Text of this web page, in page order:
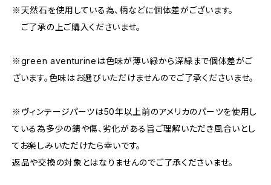
※天然石を使用している為、柄などに個体差がございます。
ご了承の上ご購入くださいませ。
※green aventurineは色味が薄い緑から深緑まで個体差がご
ざいます。色味はお選びいただけませんのでご了承くださいませ。
※ヴィンテージパーツは50年以上前のアメリカのパーツを使用し
ている為多少の錆や傷、劣化がある旨ご理解いただき風合いとし
てお楽しみいただけたら幸いです。
返品や交換の対象とはなりませんのでご了承くださいませ。